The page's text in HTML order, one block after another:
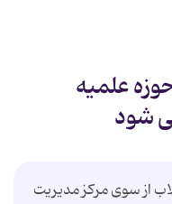
علمیه
شود
از سوی مرکز مدیریت